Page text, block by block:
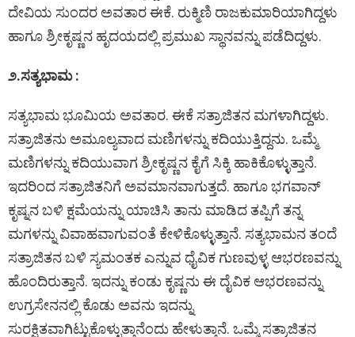
ದೇವಿಯ ಸುಂದರ ಅವತಾರ ಈಕೆ. ರುಕ್ಮಿಣಿ ರಾಜಕುಮಾರಿಯಾಗಿದ್ದಳು
ಹಾಗೂ ಶ್ರೀಕೃಷ್ಣನ ಹೃದಯದಲ್ಲಿ ಪ್ರಮುಖ ಸ್ಥಾನವನ್ನು ಪಡೆದಿದ್ದಳು.
೨.​ಸತ್ಯಭಾಮ :
ಸತ್ಯಭಾಮ ಭೂಮಿಯ ಅವತಾರ. ಈಕೆ ಸತ್ರಾಜಿತನ ಮಗಳಾಗಿದ್ದಳು.
ಸತ್ರಾಜಿತನು ಅಮೂಲ್ಯವಾದ ಮಣಿಗಳನ್ನು ಕದಿಯುತ್ತಿದ್ದನು. ಒಮ್ಮೆ
ಮಣಿಗಳನ್ನು ಕದಿಯುವಾಗ ಶ್ರೀಕೃಷ್ಣನ ಕೈಗೆ ಸಿಕ್ಕಿ ಹಾಕಿಕೊಳ್ಳುತ್ತಾನೆ.
ಇದರಿಂದ ಸತ್ರಾಜಿತನಿಗೆ ಅವಮಾನವಾಗುತ್ತದೆ. ಹಾಗೂ ಭಗವಾನ್‌
ಕೃಷ್ನನ ಬಳಿ ಕ್ಷಮೆಯನ್ನು ಯಾಚಿಸಿ ತಾನು ಮಾಡಿದ ತಪ್ಪಿಗೆ ತನ್ನ
ಮಗಳನ್ನು ವಿವಾಹವಾಗುವಂತೆ ಕೇಳಿಕೊಳ್ಳುತ್ತಾನೆ. ಸತ್ಯಭಾಮನ ತಂದೆ
ಸತ್ರಾಜಿತನ ಬಳಿ ಸ್ಯಮಂತಕ ಎನ್ನುವ ಧೈವಿಕ ಗುಣವುಳ್ಳ ಆಭರಣವನ್ನು
ಹೊಂದಿರುತ್ತಾನೆ. ಇದನ್ನು ಕಂಡು ಕೃಷ್ಣನು ಈ ದೈವಿಕ ಆಭರಣವನ್ನು
ಉಗ್ರಸೇನನಲ್ಲಿ ಕೊಡು ಅವನು ಇದನ್ನು
ಸುರಕ್ಷಿತವಾಗಿಟ್ಟುಕೊಳ್ಳುತ್ತಾನೆಂದು ಹೇಳುತ್ತಾನೆ. ಒಮ್ಮೆ ಸತ್ರಾಜಿತನ